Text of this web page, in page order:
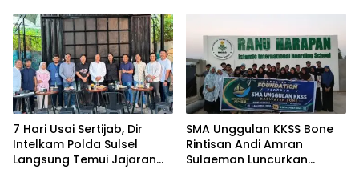
Cegah Anak Miskin
Spiritualitas
7 Hari Usai Sertijab, Dir
Intelkam Polda Sulsel
Langsung Temui Jajaran
SMA Unggulan KKSS Bone
Rintisan Andi Amran
Sulaeman Luncurkan